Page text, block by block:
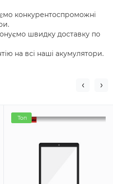
конкурентоспроможні
швидку доставку по
на всі наші акумулятори.
Топ